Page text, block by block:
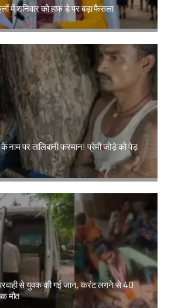
में शनिवार को हाफ डे पर बड़ा फैसला
पर तालिबानी फरमान! प्रेमी जोड़े को पेड़
से युवक की गई जान, करंट लगने से 40
मौत